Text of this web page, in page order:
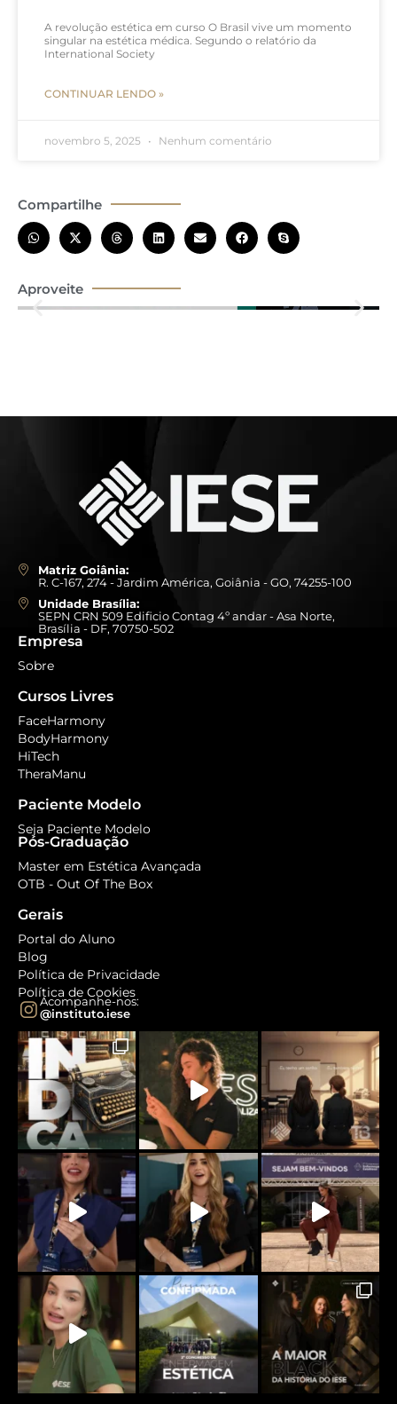
A revolução estética em curso O Brasil vive um momento
singular na estética médica. Segundo o relatório da
International Society
CONTINUAR LENDO »
novembro 5, 2025 Nenhum comentário
Compartilhe
Aproveite
Matriz Goiânia:
R. C-167, 274 - Jardim América, Goiânia - GO, 74255-100
Unidade Brasília:
SEPN CRN 509 Edificio Contag 4º andar - Asa Norte,
Brasília - DF, 70750-502
Empresa
Sobre
Cursos Livres
FaceHarmony
BodyHarmony
HiTech
TheraManu
Paciente Modelo
Seja Paciente Modelo
Pós-Graduação
Master em Estética Avançada
OTB - Out Of The Box
Gerais
Portal do Aluno
Blog
Política de Privacidade
Política de Cookies
Acompanhe-nos:
@instituto.iese